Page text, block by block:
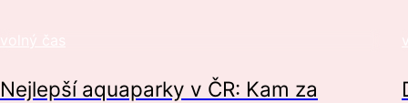
Nejlepší aquaparky v ČR: Kam za